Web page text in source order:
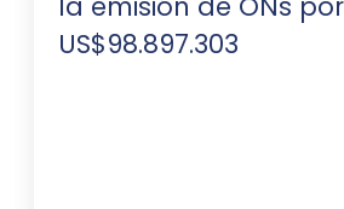
US$98.897.303